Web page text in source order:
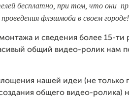
бесплатно, при том, что они
проведения флэшмоба в своем городе!
и сведения более 15-ти
общий видео-ролик нам
нашей идеи (не только
общего видео-ролика)